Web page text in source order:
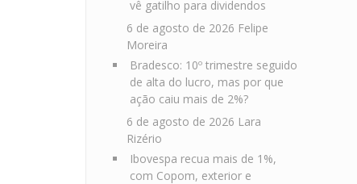
vê gatilho para dividendos
6 de agosto de 2026 Felipe
Moreira
Bradesco: 10º trimestre seguido
de alta do lucro, mas por que
ação caiu mais de 2%?
6 de agosto de 2026 Lara
Rizério
Ibovespa recua mais de 1%,
com Copom, exterior e